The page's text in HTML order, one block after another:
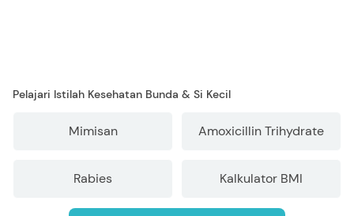
Pelajari Istilah Kesehatan Bunda & Si Kecil
Mimisan Amoxicillin Trihydrate
Rabies Kalkulator BMI